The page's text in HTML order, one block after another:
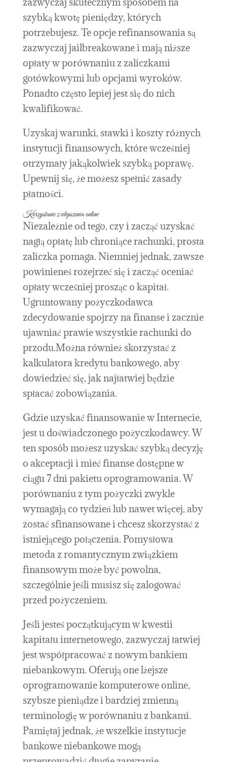
szybką kwotę pieniędzy, których
potrzebujesz. Te opcje refinansowania są
zazwyczaj jailbreakowane i mają niższe
opłaty w porównaniu z zaliczkami
gotówkowymi lub opcjami wyroków.
Ponadto często lepiej jest się do nich
kwalifikować.
Uzyskaj warunki, stawki i koszty różnych
instytucji finansowych, które wcześniej
otrzymały jakąkolwiek szybką poprawę.
Upewnij się, że możesz spełnić zasady
płatności.
Korzystanie z ulepszenia online
Niezależnie od tego, czy i zacząć uzyskać
nagłą opłatę lub chroniące rachunki, prosta
zaliczka pomaga. Niemniej jednak, zawsze
powinieneś rozejrzeć się i zacząć oceniać
opłaty wcześniej prosząc o kapitał.
Ugruntowany pożyczkodawca
zdecydowanie spojrzy na finanse i zacznie
ujawniać prawie wszystkie rachunki do
przodu.Można również skorzystać z
kalkulatora kredytu bankowego, aby
dowiedzieć się, jak najłatwiej będzie
spłacać zobowiązania.
Gdzie uzyskać finansowanie w Internecie,
jest u doświadczonego pożyczkodawcy. W
ten sposób możesz uzyskać szybką decyzję
o akceptacji i mieć finanse dostępne w
ciągu 7 dni pakietu oprogramowania. W
porównaniu z tym pożyczki zwykle
wymagają co tydzień lub nawet więcej, aby
zostać sfinansowane i chcesz skorzystać z
istniejącego połączenia. Pomysłowa
metoda z romantycznym związkiem
finansowym może być powolna,
szczególnie jeśli musisz się zalogować
przed pożyczeniem.
Jeśli jesteś początkującym w kwestii
kapitału internetowego, zazwyczaj łatwiej
jest współpracować z nowym bankiem
niebankowym. Oferują one lżejsze
oprogramowanie komputerowe online,
szybsze pieniądze i bardziej zmienną
terminologię w porównaniu z bankami.
Pamiętaj jednak, że wszelkie instytucje
bankowe niebankowe mogą